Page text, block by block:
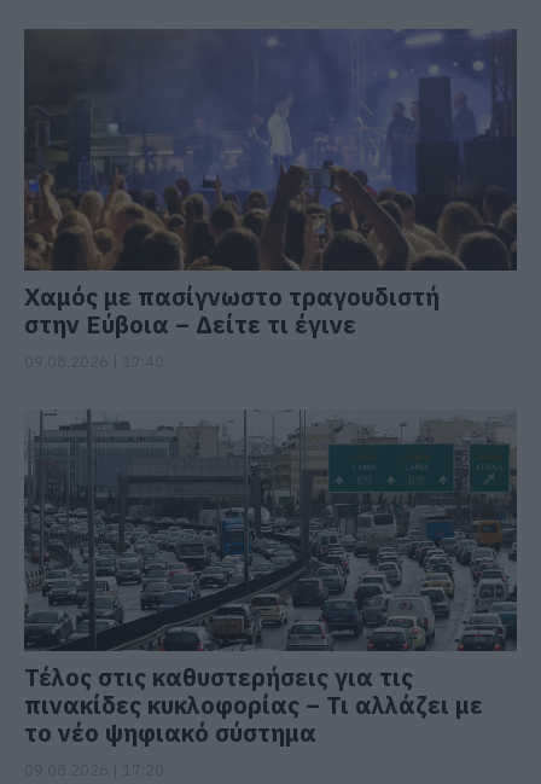
Χαμός με πασίγνωστο τραγουδιστή
στην Εύβοια – Δείτε τι έγινε
Τέλος στις καθυστερήσεις για τις
πινακίδες κυκλοφορίας – Τι αλλάζει με
το νέο ψηφιακό σύστημα